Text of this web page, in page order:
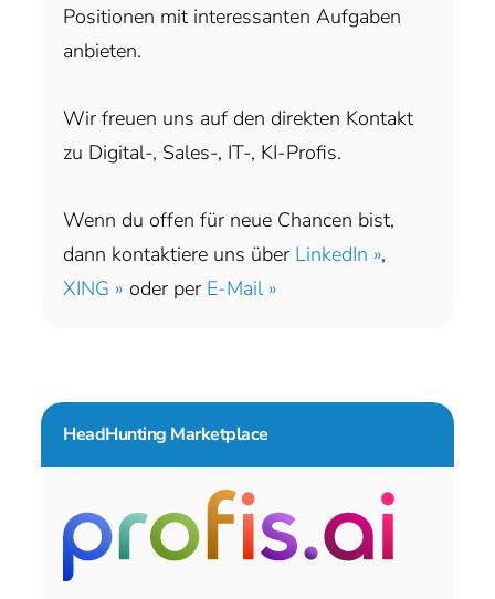
Positionen mit interessanten Aufgaben
anbieten.
Wir freuen uns auf den direkten Kontakt
zu Digital-, Sales-, IT-, KI-Profis.
Wenn du offen für neue Chancen bist,
dann kontaktiere uns über LinkedIn »,
XING » oder per E-Mail »
HeadHunting Marketplace